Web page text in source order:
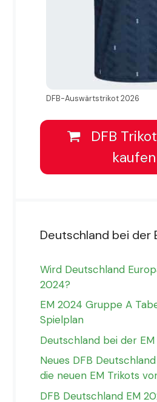
DFB-Auswärtstrikot 2026
DFB
kaufen
Deutschland bei der
Wird Deutschland
2024?
EM 2024 Gruppe A
Spielplan
Deutschland bei der
Neues DFB
die neuen EM Trikots
DFB Deutschland EM